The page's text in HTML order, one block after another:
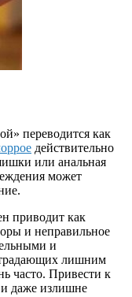
переводится как
действительно
или анальная
может
приводит как
и неправильное
и
лишним
часто. Привести к
даже излишне